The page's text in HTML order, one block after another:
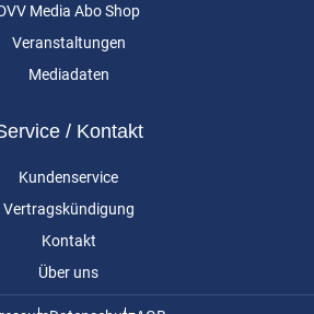
Media Abo Shop
Veranstaltungen
Mediadaten
/ Kontakt
Kundenservice
Vertragskündigung
Kontakt
Über uns